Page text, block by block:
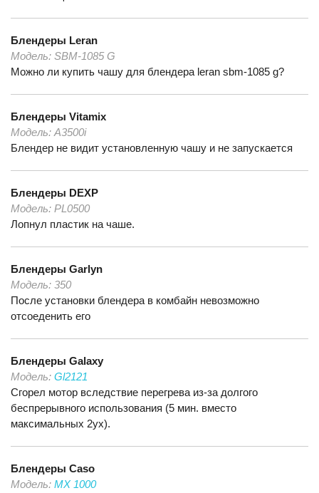
Блендеры Leran
Модель: SBM-1085 G
Можно ли купить чашу для блендера leran sbm-1085 g?
Блендеры Vitamix
Модель: A3500i
Блендер не видит установленную чашу и не запускается
Блендеры DEXP
Модель: PL0500
Лопнул пластик на чаше.
Блендеры Garlyn
Модель: 350
После установки блендера в комбайн невозможно
отсоеденить его
Блендеры Galaxy
Модель: Gl2121
Сгорел мотор вследствие перегрева из-за долгого
беспрерывного использования (5 мин. вместо
максимальных 2ух).
Блендеры Caso
Модель: MX 1000